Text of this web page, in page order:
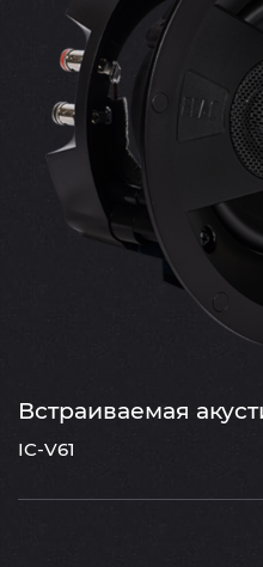
Встраиваемая
IC-V61